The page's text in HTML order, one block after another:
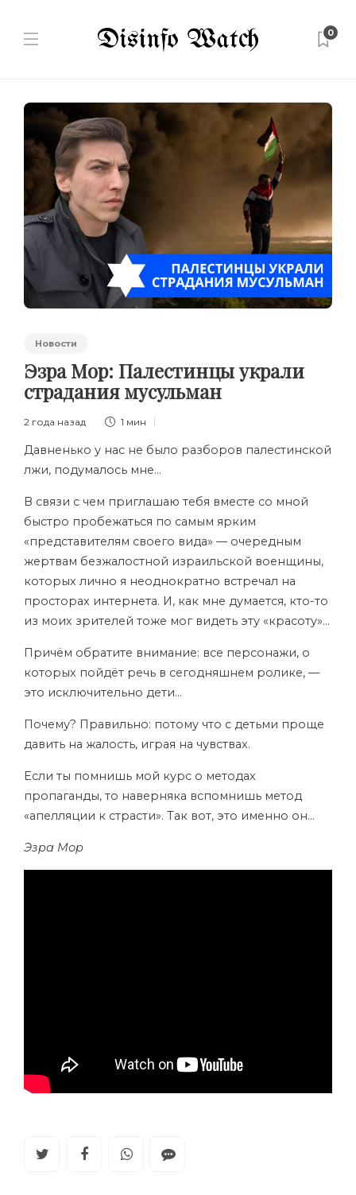
0
Новости
Эзра Мор: Палестинцы украли
страдания мусульман
2 года назад 1 мин
Давненько у нас не было разборов палестинской
лжи, подумалось мне…
В связи с чем приглашаю тебя вместе со мной
быстро пробежаться по самым ярким
«представителям своего вида» — очередным
жертвам безжалостной израильской военщины,
которых лично я неоднократно встречал на
просторах интернета. И, как мне думается, кто-то
из моих зрителей тоже мог видеть эту «красоту»…
Причём обратите внимание: все персонажи, о
которых пойдёт речь в сегодняшнем ролике, —
это исключительно дети…
Почему? Правильно: потому что с детьми проще
давить на жалость, играя на чувствах.
Если ты помнишь мой курс о методах
пропаганды, то наверняка вспомнишь метод
«апелляции к страсти». Так вот, это именно он…
Эзра Мор